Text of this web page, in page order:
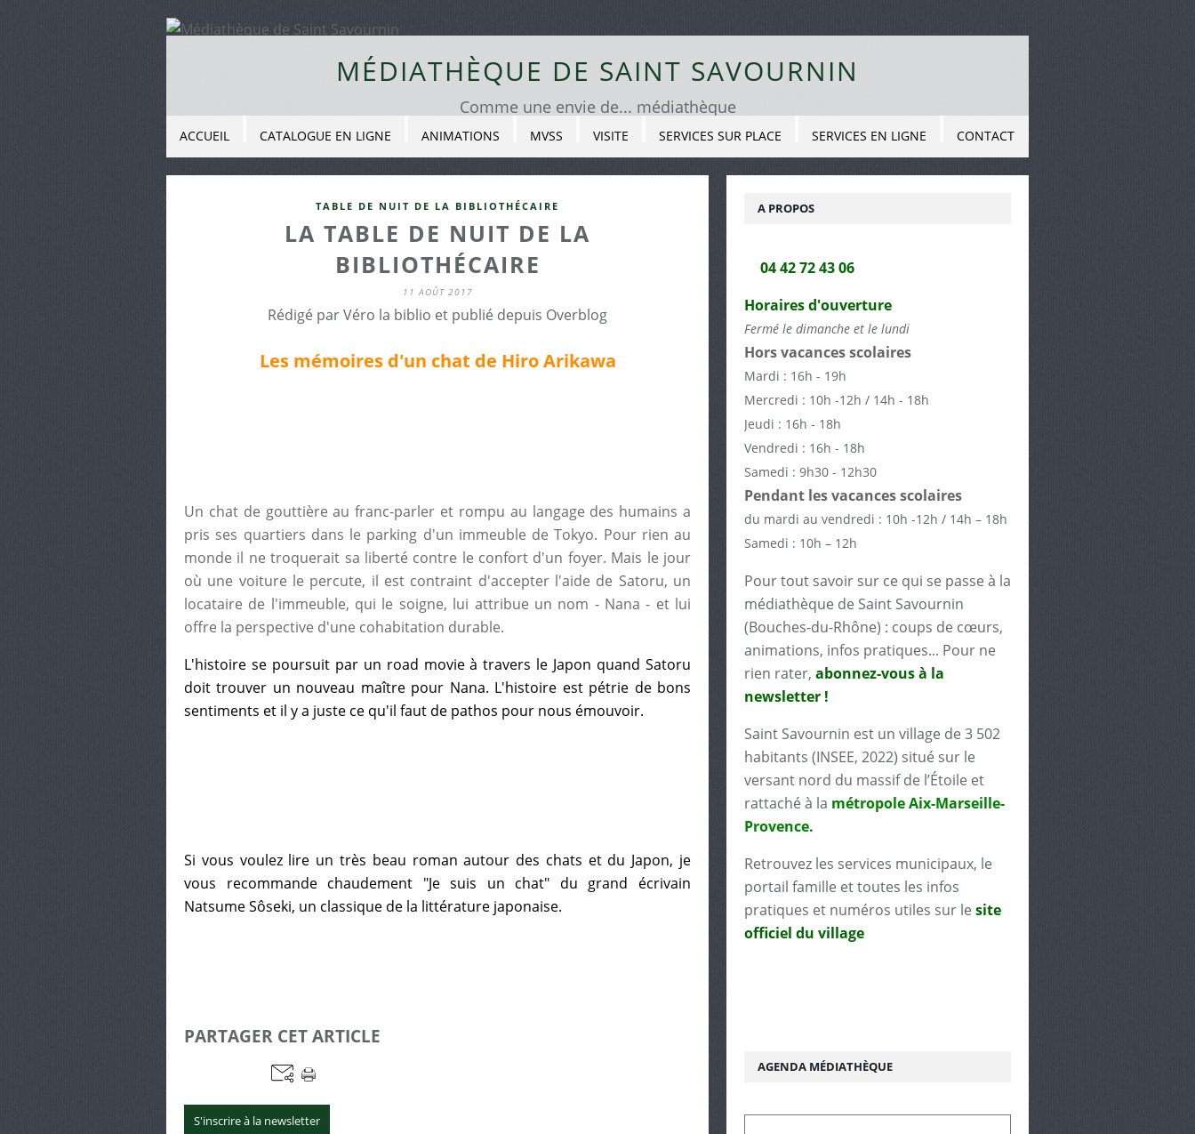
MÉDIATHÈQUE DE SAINT SAVOURNIN
Comme une envie de... médiathèque
ACCUEIL CATALOGUE EN LIGNE ANIMATIONS MVSS VISITE SERVICES SUR PLACE SERVICES EN LIGNE CONTACT
TABLE DE NUIT DE LA BIBLIOTHÉCAIRE
LA TABLE DE NUIT DE LA
BIBLIOTHÉCAIRE
11 AOÛT 2017
Rédigé par Véro la biblio et publié depuis Overblog
Les mémoires d'un chat de Hiro Arikawa
Un chat de gouttière au franc-parler et rompu au langage des humains a
pris ses quartiers dans le parking d'un immeuble de Tokyo. Pour rien au
monde il ne troquerait sa liberté contre le confort d'un foyer. Mais le jour
où une voiture le percute, il est contraint d'accepter l'aide de Satoru, un
locataire de l'immeuble, qui le soigne, lui attribue un nom - Nana - et lui
offre la perspective d'une cohabitation durable.
L'histoire se poursuit par un road movie à travers le Japon quand Satoru
doit trouver un nouveau maître pour Nana. L'histoire est pétrie de bons
sentiments et il y a juste ce qu'il faut de pathos pour nous émouvoir.
Si vous voulez lire un très beau roman autour des chats et du Japon, je
vous recommande chaudement "Je suis un chat" du grand écrivain
Natsume Sôseki, un classique de la littérature japonaise.
PARTAGER CET ARTICLE
S'inscrire à la newsletter
A PROPOS
04 42 72 43 06
Horaires d'ouverture
Fermé le dimanche et le lundi
Hors vacances scolaires
Mardi : 16h - 19h
Mercredi : 10h -12h / 14h - 18h
Jeudi : 16h - 18h
Vendredi : 16h - 18h
Samedi : 9h30 - 12h30
Pendant les vacances scolaires
du mardi au vendredi : 10h -12h / 14h – 18h
Samedi : 10h – 12h
Pour tout savoir sur ce qui se passe à la
médiathèque de Saint Savournin
(Bouches-du-Rhône) : coups de cœurs,
animations, infos pratiques... Pour ne
rien rater, abonnez-vous à la
newsletter !
Saint Savournin est un village de 3 502
habitants (INSEE, 2022) situé sur le
versant nord du massif de l’Étoile et
rattaché à la métropole Aix-Marseille-
Provence.
Retrouvez les services municipaux, le
portail famille et toutes les infos
pratiques et numéros utiles sur le site
officiel du village
AGENDA MÉDIATHÈQUE